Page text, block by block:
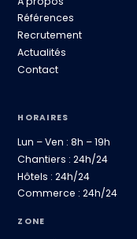
Références
Recrutement
Actualités
Contact
HORAIRES
Lun – Ven : 8h – 19h
Chantiers : 24h/24
Hôtels : 24h/24
Commerce : 24h/24
ZONE